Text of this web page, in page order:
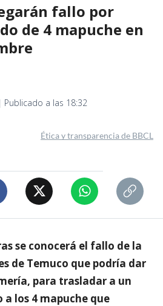
fallo por
de 4 mapuche en
a las 18:32
Ética y transparencia de BBCL
se conocerá el fallo de la
de Temuco que podría dar
para trasladar a un
los 4 mapuche que